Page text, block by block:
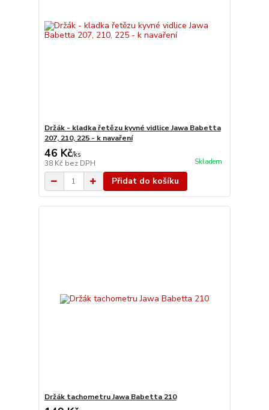
Držák - kladka řetězu kyvné vidlice Jawa Babetta
207, 210, 225 - k navaření
46 Kč/ks
38 Kč bez DPH Skladem
Přidat do košíku
Držák tachometru Jawa Babetta 210